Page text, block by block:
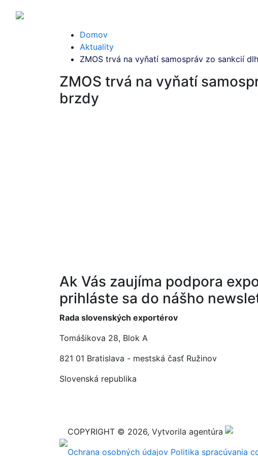
Domov
Aktuality
ZMOS trvá na vyňatí samospráv zo sankcií
ZMOS trvá na vyňatí
brzdy
Ak Vás zaujíma podpora
prihláste sa do nášho
Rada slovenských exportérov
Tomášikova 28, Blok A
821 01 Bratislava - mestská časť Ružinov
Slovenská republika
COPYRIGHT © 2026, Vytvorila agentúra
Ochrana osobných údajov Politika spracúvania